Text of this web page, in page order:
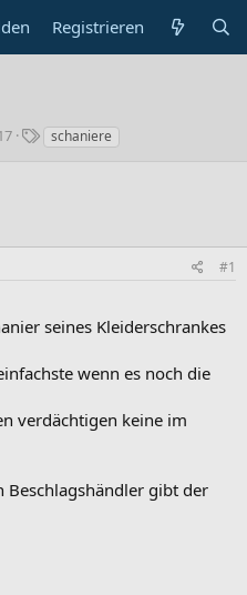
Registrieren
S
w
e
schaniere
#1
seines Kleiderschrankes
wenn es noch die
verdächtigen keine im
Beschlagshändler gibt der